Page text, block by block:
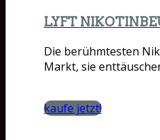
LYFT
Die berühmtesten
Markt, sie
kaufe jetzt!